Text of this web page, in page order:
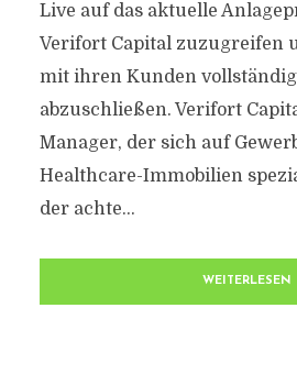
Live auf das aktuelle
Verifort Capital zuzugreifen
mit ihren Kunden
abzuschließen. Verifort
Manager, der sich auf
Healthcare-Immobilien
der achte...
WEITERLESEN